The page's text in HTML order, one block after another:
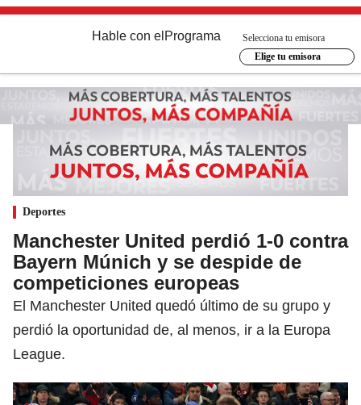
Hable con el Programa
Selecciona tu emisora
Elige tu emisora
Deportes
Manchester United perdió 1-0 contra
Bayern Múnich y se despide de
competiciones europeas
El Manchester United quedó último de su grupo y
perdió la oportunidad de, al menos, ir a la Europa
League.